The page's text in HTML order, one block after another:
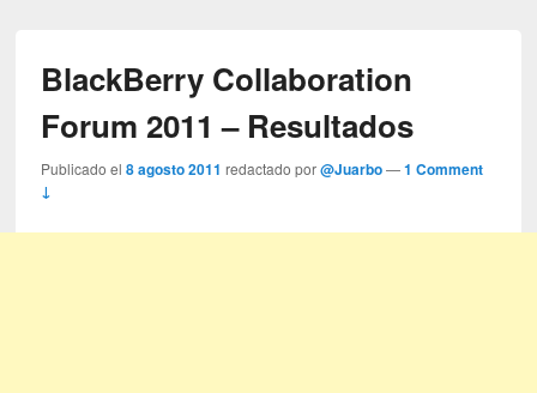
BlackBerry Collaboration
Forum 2011 – Resultados
Publicado el8 agosto 2011 redactado por@Juarbo —1 Comment
↓